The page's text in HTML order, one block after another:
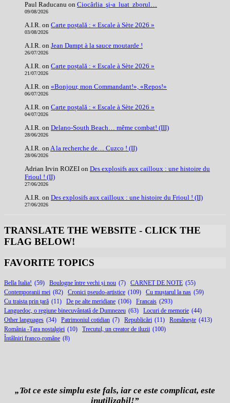
Paul Raducanu on Ciocârlia şi-a luat zborul…
09/08/2026
A.I.R. on Carte poștală : « Escale à Sète 2026 »
03/08/2026
A.I.R. on Jean Dampt à la sauce moutarde !
26/07/2026
A.I.R. on Carte poștală : « Escale à Sète 2026 »
21/07/2026
A.I.R. on «Bonjour, mon Commandant!», «Repos!»
06/07/2026
A.I.R. on Carte poștală : « Escale à Sète 2026 »
04/07/2026
A.I.R. on Delano-South Beach… même combat! (III)
28/06/2026
A.I.R. onA la recherche de… Cuzco ! (II)
28/06/2026
Adrian Irvin ROZEI on Des explosifs aux cailloux : une histoire du
Frioul ! (II)
27/06/2026
A.I.R. on Des explosifs aux cailloux : une histoire du Frioul ! (II)
27/06/2026
TRANSLATE THE WEBSITE - CLICK THE
FLAG BELOW!
FAVORITE TOPICS
Bella Italia! (59) Boulogne între vechi și nou (7) CARNET DE NOTE (55)
Contemporanii mei (82) Cronici pseudo-artistice (109) Cu muștarul la nas (59)
Cu traista prin țară (11) De pe alte meridiane (106) Francais (293)
Languedoc, o regiune binecuvântată de Dumnezeu (63) Locuri de memorie (44)
Other languages (34) Patrimoniul cotidian (7) Republicări (11) Românește (413)
România -Țara nostalgiei (10) Trecutul, un creator de iluzii (100)
Întâlniri franco-române (8)
„Tot ce este simplu este fals, iar ce este complicat, este
inutilizabil!”